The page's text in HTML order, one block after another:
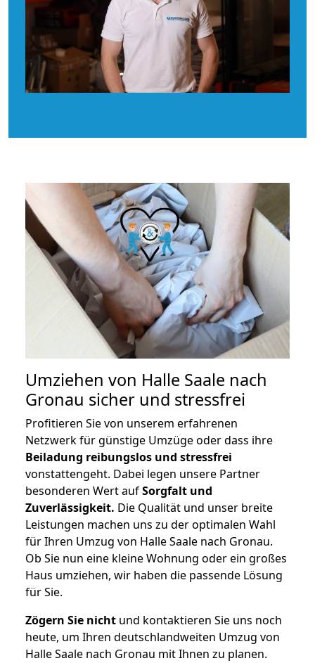
Umziehen von Halle Saale nach
Gronau sicher und stressfrei
Profitieren Sie von unserem erfahrenen
Netzwerk für günstige Umzüge oder dass ihre
Beiladung reibungslos und stressfrei
vonstattengeht. Dabei legen unsere Partner
besonderen Wert aufSorgfalt und
Zuverlässigkeit. Die Qualität und unser breite
Leistungen machen uns zu der optimalen Wahl
für Ihren Umzug von Halle Saale nach Gronau.
Ob Sie nun eine kleine Wohnung oder ein großes
Haus umziehen, wir haben die passende Lösung
für Sie.
Zögern Sie nicht und kontaktieren Sie uns noch
heute, um Ihren deutschlandweiten Umzug von
Halle Saale nach Gronau mit Ihnen zu planen.